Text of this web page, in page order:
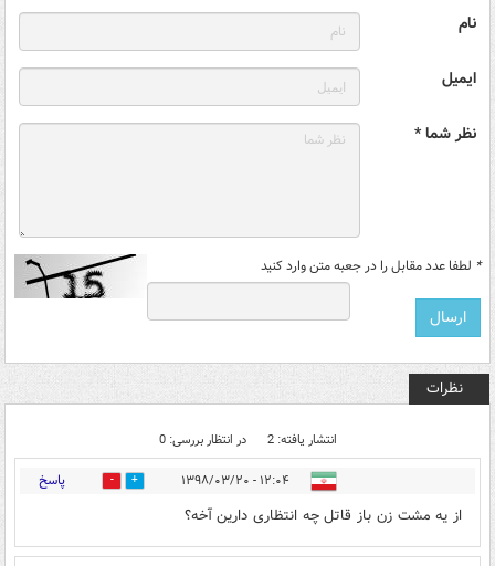
نام
ایمیل
نظر شما *
* لطفا عدد مقابل را در جعبه متن وارد کنید
نظرات
انتشار یافته: 2 در انتظار بررسی: 0
۱۲:۰۴ - ۱۳۹۸/۰۳/۲۰ 36 پاسخ
از یه مشت زن باز قاتل چه انتظاری دارین آخه؟